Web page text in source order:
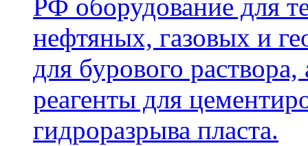
РФ оборудование для
нефтяных, газовых и
для бурового
реагенты для
гидроразрыва пласта.